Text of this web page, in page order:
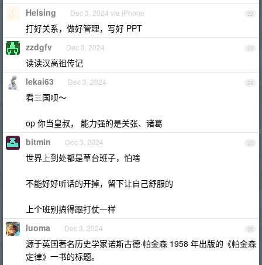
22
Helsing Dec 3, 2024 via iPhone
打好关系，做好管理，写好 PPT
23
zzdgfv Dec 3, 2024
读读汉高祖传记
24
lekai63 Dec 3, 2024
看三国呗～
op 你当皇叔， 能力强的是关张、诸葛
25
bitmin Dec 3, 2024
世界上到处都是草台班子，怕啥
不能好好听话的开掉，留下让自己舒服的
上个班别搞得跟打仗一样
26
luoma Dec 3, 2024
源于英国著名历史学家诺斯古德·帕金森 1958 年出版的《帕金森
定律》一书的标题。